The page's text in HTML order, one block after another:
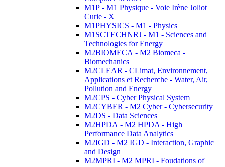
M1P - M1 Physique - Voie Irène Joliot
Curie - X
M1PHYSICS - M1 - Physics
M1SCTECHNRJ - M1 - Sciences and
Technologies for Energy
M2BIOMECA - M2 Biomeca -
Biomechanics
M2CLEAR - CLimat, Environnement,
Applications et Recherche - Water, Air,
Pollution and Energy
M2CPS - Cyber Physical System
M2CYBER - M2 Cyber - Cybersecurity
M2DS - Data Sciences
M2HPDA - M2 HPDA - High
Performance Data Analytics
M2IGD - M2 IGD - Interaction, Graphic
and Design
M2MPRI - M2 MPRI - Foudations of